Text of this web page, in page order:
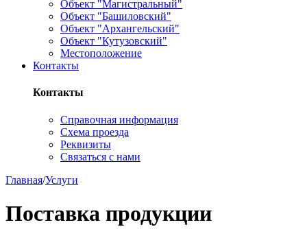
Объект "Магистральный"
Объект "Башиловский"
Объект "Архангельский"
Объект "Кутузовский"
Местоположение
Контакты
Контакты
Справочная информация
Схема проезда
Реквизиты
Связаться с нами
Главная/Услуги
Поставка продукции